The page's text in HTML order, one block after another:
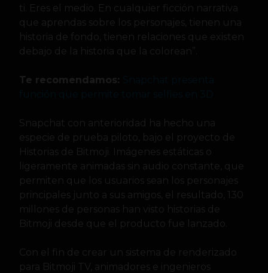
ti. Eres el medio. En cualquier ficción narrativa
que aprendas sobre los personajes, tienen una
historia de fondo, tienen relaciones que existen
debajo de la historia que la colorean”.
Te recomendamos:
Snapchat con anterioridad ha hecho una
especie de prueba piloto, bajo el proyecto de
Historias de Bitmoji. Imágenes estáticas o
ligeramente animadas sin audio constante, que
permiten que los usuarios sean los personajes
principales junto a sus amigos, el resultado, 130
millones de personas han visto historias de
Bitmoji desde que el producto fue lanzado.
Con el fin de crear un sistema de renderizado
para Bitmoji TV, animadores e ingenieros